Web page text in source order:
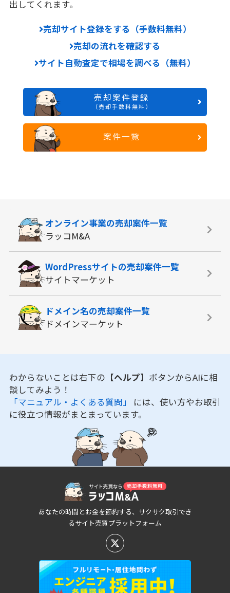
出してくれます。
売却サイト登録をする（手数料無料）
売却の流れを確認する
サイト自動査定で相場を調べる（無料）
売却案件登録
（売却手数料無料）
案件一覧
オンライン事業の売却案件一覧
ラッコM&A
WordPressサイトの売却案件一覧
サイトマーケット
ドメイン名の売却案件一覧
ドメインマーケット
わからないことは右下の 【ヘルプ】 ボタンからAIに相
談してみよう！
「マニュアル・よくある質問」 には、使い方やお取引
に役立つ情報がまとまっています。
あなたの時間とお金を節約する、サクサク取引でき
るサイト売買プラットフォーム